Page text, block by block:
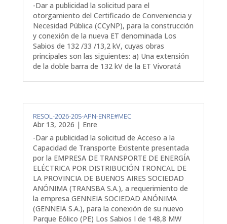
-Dar a publicidad la solicitud para el
otorgamiento del Certificado de Conveniencia y
Necesidad Pública (CCyNP), para la construcción
y conexión de la nueva ET denominada Los
Sabios de 132 /33 /13,2 kV, cuyas obras
principales son las siguientes: a) Una extensión
de la doble barra de 132 kV de la ET Vivoratá
RESOL-2026-205-APN-ENRE#MEC
Abr 13, 2026 | Enre
-Dar a publicidad la solicitud de Acceso a la
Capacidad de Transporte Existente presentada
por la EMPRESA DE TRANSPORTE DE ENERGÍA
ELÉCTRICA POR DISTRIBUCIÓN TRONCAL DE
LA PROVINCIA DE BUENOS AIRES SOCIEDAD
ANÓNIMA (TRANSBA S.A.), a requerimiento de
la empresa GENNEIA SOCIEDAD ANÓNIMA
(GENNEIA S.A.), para la conexión de su nuevo
Parque Eólico (PE) Los Sabios I de 148,8 MW